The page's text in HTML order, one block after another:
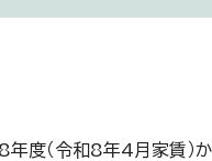
度（令和8年4月家賃）か